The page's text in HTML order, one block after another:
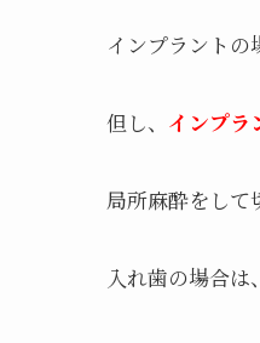
インプラントの
但し、 インプラ
局所麻酔をして
入れ歯の場合は